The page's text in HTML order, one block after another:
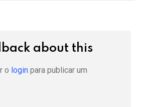
about this
o login para publicar um